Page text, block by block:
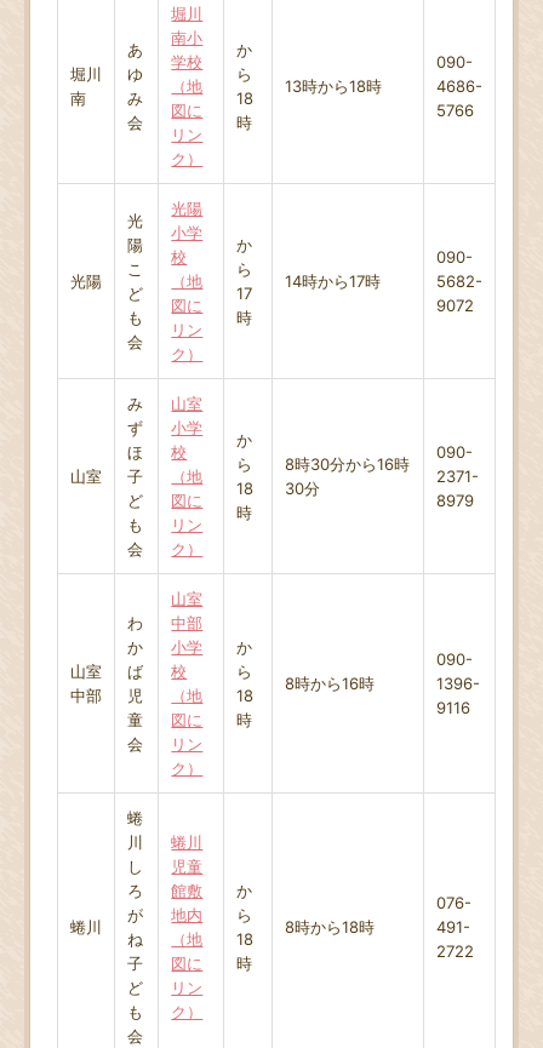
堀川
南
あ
ゆ
み
会
堀川
南小
学校
（地
図に
リン
ク）
か
ら
18
時
13時から18時
090-
4686-
5766
光陽
光
陽
こ
ど
も
会
光陽
小学
校
（地
図に
リン
ク）
か
ら
17
時
14時から17時
090-
5682-
9072
山室
み
ず
ほ
子
ど
も
会
山室
小学
校
（地
図に
リン
ク）
か
ら
18
時
8時30分から16時
30分
090-
2371-
8979
山室
中部
わ
か
ば
児
童
会
山室
中部
小学
校
（地
図に
リン
ク）
か
ら
18
時
8時から16時
090-
1396-
9116
蜷川
蜷
川
し
ろ
が
ね
子
ど
も
会
蜷川
児童
館敷
地内
（地
図に
リン
ク）
か
ら
18
時
8時から18時
076-
491-
2722